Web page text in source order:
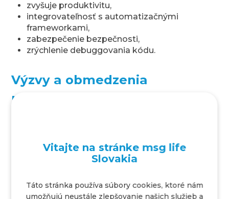
zvyšuje produktivitu,
integrovateľnosť s automatizačnými
frameworkami,
zabezpečenie bezpečnosti,
zrýchlenie debuggovania kódu.
Výzvy a obmedzenia
používania ChatGPT na
Hoci je ChatGPT na automatizáciu testov
bezproblémový, sú s ním spojené určité
ChatGPT sa pri tréningu stretáva s
Vitajte na stránke msg life
Slovakia
Táto stránka používa súbory cookies, ktoré nám
umožňujú neustále zlepšovanie našich služieb a